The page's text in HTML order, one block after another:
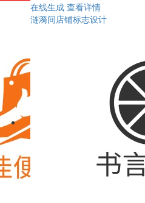
在线生成 查看详情
涟漪间店铺标志设计